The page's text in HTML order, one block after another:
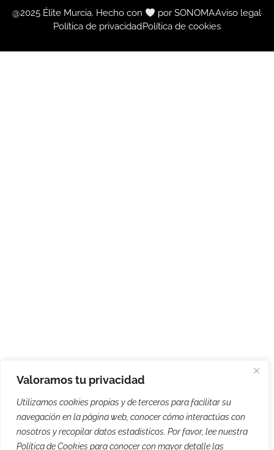
Valoramos tu privacidad
Utilizamos cookies propias y de terceros para facilitar su
navegación en la página web, conocer cómo interactúas con
nosotros y recopilar datos estadísticos. Por favor, lee nuestra
Política de Cookies para conocer con mayor detalle las
@2025 Élite Murcia. Hecho con por SONOMAAviso legal
Política de privacidadPolítica de cookies